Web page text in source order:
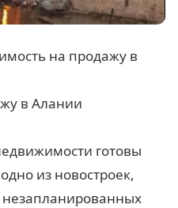
на продажу в
в Алании
готовы
из новостроек,